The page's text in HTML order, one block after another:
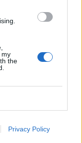
my
the
Privacy Policy
vairs nelasa